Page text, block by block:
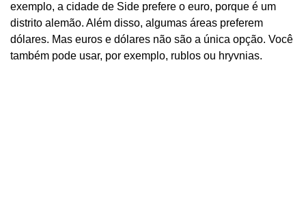
exemplo, a cidade de Side prefere o euro, porque é um
distrito alemão. Além disso, algumas áreas preferem
dólares. Mas euros e dólares não são a única opção. Você
também pode usar, por exemplo, rublos ou hryvnias.